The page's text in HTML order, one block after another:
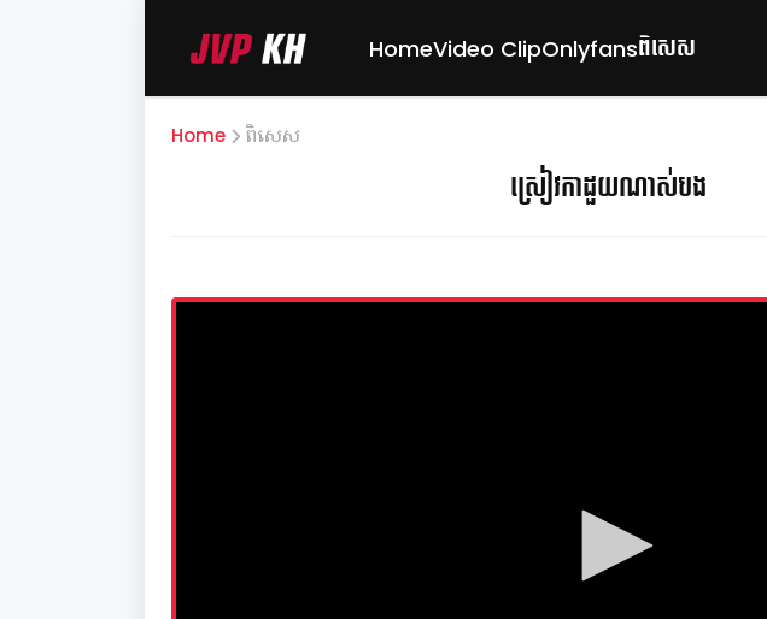
HomeVideo ClipOnlyfansពិសេស
Home ពិសេស
ស្រៀវកាដួយណាស់បង